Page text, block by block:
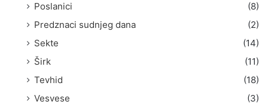
Poslanici
(8)
Predznaci sudnjeg dana
(2)
Sekte
(14)
Širk
(11)
Tevhid
(18)
Vesvese
(3)